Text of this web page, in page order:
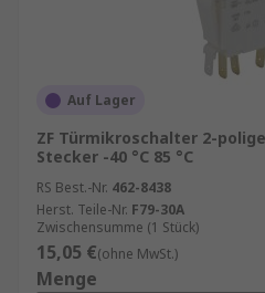
Auf Lager
ZF Türmikroschalter 2-
Stecker -40 °C 85 °C
RS Best.-Nr. 462-8438
Herst. Teile-Nr. F79-30A
Zwischensumme (1 Stück)
15,05 €(ohne MwSt.)
Menge